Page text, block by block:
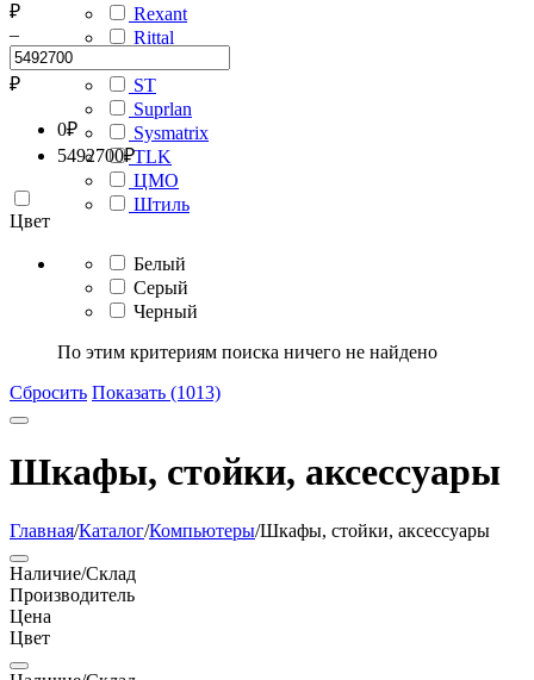
Rexant
Rittal
ST
Suprlan
Sysmatrix
TLK
ЦМО
Штиль
₽
–
₽
0₽
5492700₽
Цвет
Белый
Серый
Черный
По этим критериям поиска ничего не найдено
Сбросить Показать (1013)
Шкафы, стойки, аксессуары
Главная/Каталог/Компьютеры/Шкафы, стойки, аксессуары
Наличие/Склад
Производитель
Цена
Цвет